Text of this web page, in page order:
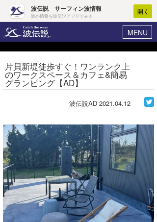
波伝説 サーフィン波情報
波の情報を波伝説アプリでみる
開く
MENU
ヘルプ マイホーム
ログイン
WAVE HUNTER波予想ツール
気象情報
ニュース
サーフィンエリアガイド
会員メニュー
片貝新堤徒歩すぐ！ワンランク上
のワークスペース＆カフェ&簡易
グランピング【AD】
波伝説AD 2021.04.12
Core Surf Japan
コンテスト
ファッション/グッズ
アート＆エンタメ
コラム
トラベル
ショップ情報
ショップ情報
ウラナミ